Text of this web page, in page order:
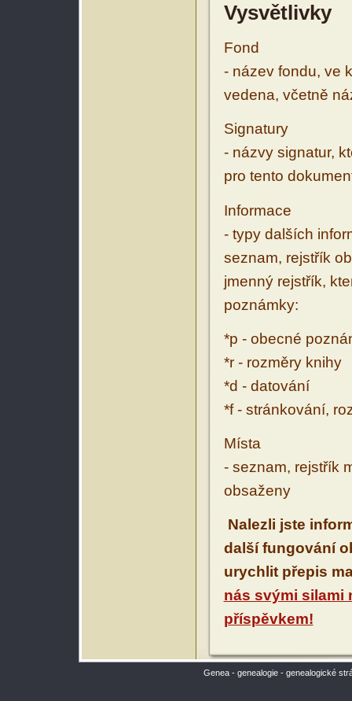
Vysvětlivky
Fond
- název fondu, ve
vedena, včetně
Signatury
- názvy signatur,
pro tento
Informace
- typy dalších
seznam, rejstřík
jmenný rejstřík,
poznámky:
*p - obecné
*r - rozměry knihy
*d - datování
*f - stránkování,
Místa
- seznam, rejstřík
obsaženy
Nalezli jste
další fungování
urychlit přepis
nás svými silami
příspěvkem!
Genea - genealogie - genealogické